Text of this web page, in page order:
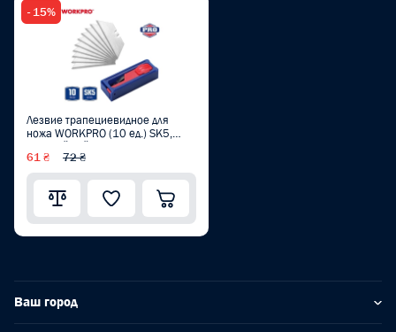
- 15%
Лезвие трапециевидное для
ножа WORKPRO (10 ед.) SK5,
61 ₴ 72 ₴
Ваш город